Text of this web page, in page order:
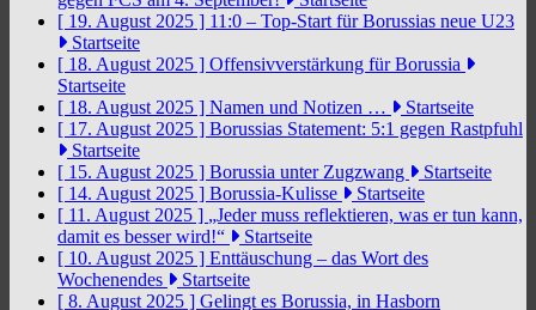
[ 19. August 2025 ] 11:0 – Top-Start für Borussias neue U23
Startseite
[ 18. August 2025 ] Offensivverstärkung für Borussia
Startseite
[ 18. August 2025 ] Namen und Notizen …
Startseite
[ 17. August 2025 ] Borussias Statement: 5:1 gegen Rastpfuhl
Startseite
[ 15. August 2025 ] Borussia unter Zugzwang
Startseite
[ 14. August 2025 ] Borussia-Kulisse
Startseite
[ 11. August 2025 ] „Jeder muss reflektieren, was er tun kann,
damit es besser wird!“
Startseite
[ 10. August 2025 ] Enttäuschung – das Wort des
Wochenendes
Startseite
[ 8. August 2025 ] Gelingt es Borussia, in Hasborn